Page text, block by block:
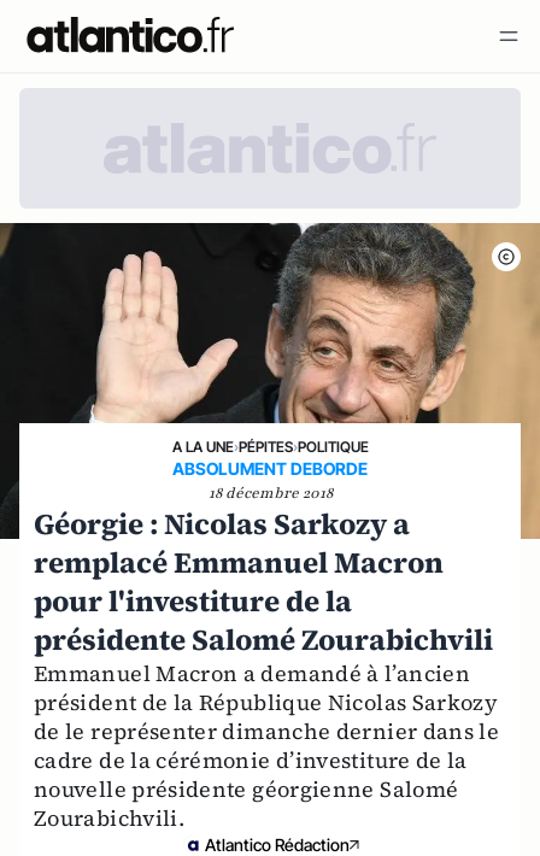
A LA UNE›PÉPITES›POLITIQUE
ABSOLUMENT DEBORDE
18 décembre 2018
Géorgie : Nicolas Sarkozy a
remplacé Emmanuel Macron
pour l'investiture de la
présidente Salomé Zourabichvili
Emmanuel Macron a demandé à l’ancien
président de la République Nicolas Sarkozy
de le représenter dimanche dernier dans le
cadre de la cérémonie d’investiture de la
nouvelle présidente géorgienne Salomé
Zourabichvili.
Atlantico Rédaction